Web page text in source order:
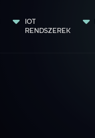
IOT
RENDSZEREK